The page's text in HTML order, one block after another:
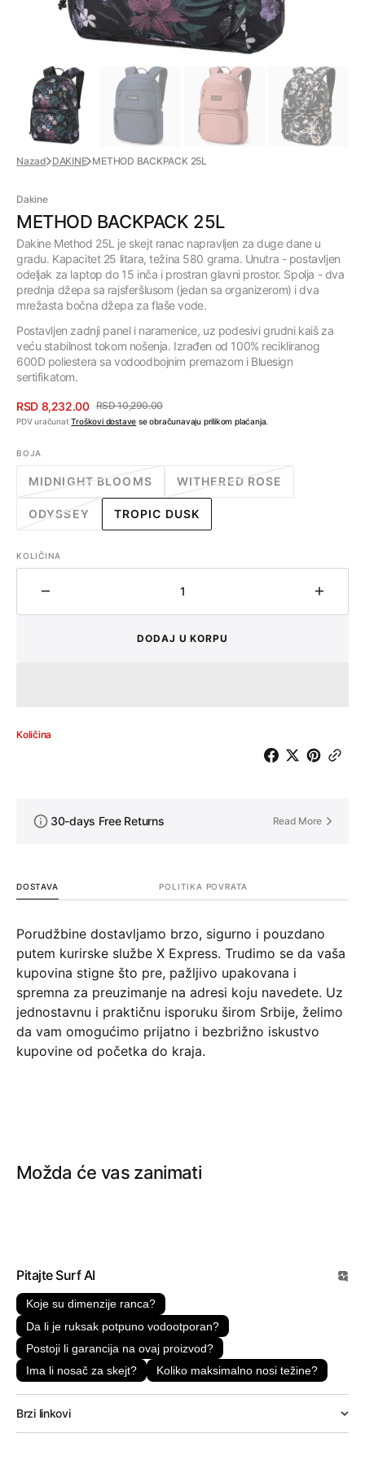
Nazad DAKINE METHOD BACKPACK 25L
Dakine
METHOD BACKPACK 25L
Dakine Method 25L je skejt ranac napravljen za duge dane u
gradu. Kapacitet 25 litara, težina 580 grama. Unutra - postavljen
odeljak za laptop do 15 inča i prostran glavni prostor. Spolja - dva
prednja džepa sa rajsferšlusom (jedan sa organizerom) i dva
mrežasta bočna džepa za flaše vode.
Postavljen zadnji panel i naramenice, uz podesivi grudni kaiš za
veću stabilnost tokom nošenja. Izrađen od 100% recikliranog
600D poliestera sa vodoodbojnim premazom i Bluesign
sertifikatom.
Cena
popustom
RSD 8,232.00
Regularna
RSD 10,290.00
PDV uračunatTroškovi dostave se obračunavaju prilikom plaćanja.
BOJA
MIDNIGHT BLOOMS
VARIJANTA
RASPRODATA
NEDOSTUPNA
WITHERED ROSE
VARIJANTA
ODYSSEYVARIJANTA
ILI
NEDOSTUPNA
TROPIC DUSK
VARIJANTA
NEDOSTUPNA
KOLIČINA
DODAJ U KORPU
Količina
30-days Free Returns Read More
DOSTAVA POLITIKA POVRATA
Porudžbine dostavljamo brzo, sigurno i pouzdano
putem kurirske službe X Express. Trudimo se da vaša
kupovina stigne što pre, pažljivo upakovana i
spremna za preuzimanje na adresi koju navedete. Uz
jednostavnu i praktičnu isporuku širom Srbije, želimo
da vam omogućimo prijatno i bezbrižno iskustvo
kupovine od početka do kraja.
Možda će vas zanimati
Pitajte Surf AI
Koje su dimenzije ranca?
Da li je ruksak potpuno vodootporan?
Postoji li garancija na ovaj proizvod?
Ima li nosač za skejt?
Koliko maksimalno nosi težine?
Brzi linkovi